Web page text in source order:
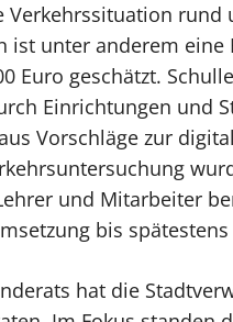
Verkehrssituation
ist unter anderem
Euro geschätzt.
Einrichtungen und
Vorschläge zur
und Mitarbeiter
bis
hat die